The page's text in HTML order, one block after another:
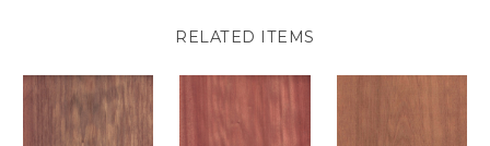
RELATED ITEMS